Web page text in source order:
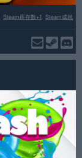
Steam成就
Steam库存数+1